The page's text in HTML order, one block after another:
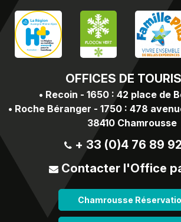
OFFICES DE
• Recoin - 1650 : 42 place de
• Roche Béranger - 1750 : 478
38410 Chamrousse
+ 33 (0)4 76 89
Contacter l'Office
Chamrousse